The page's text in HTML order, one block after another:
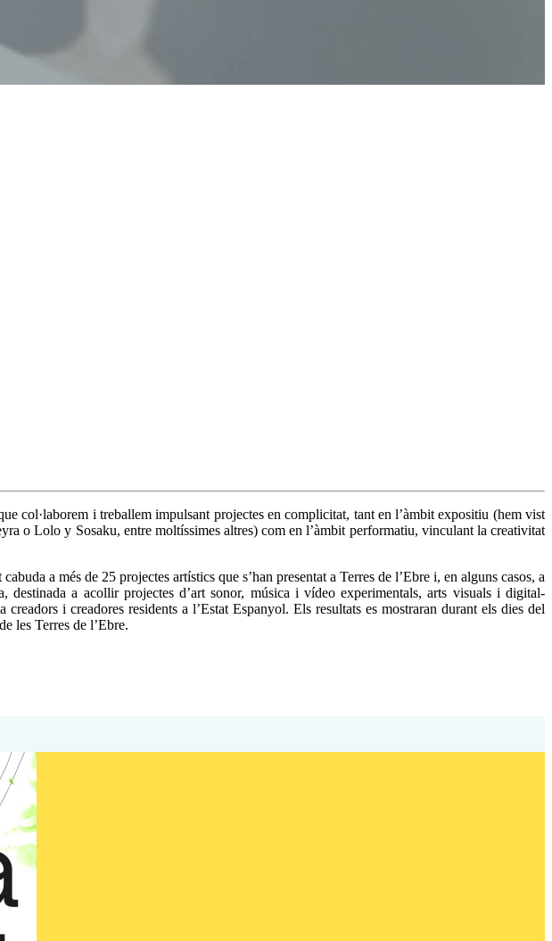
col·laborem i treballem impulsant projectes en complicitat, tant en l’àmbit expositiu (hem vist
o Lolo y Sosaku, entre moltíssimes altres) com en l’àmbit performatiu, vinculant la creativitat
a més de 25 projectes artístics que s’han presentat a Terres de l’Ebre i, en alguns casos, a
destinada a acollir projectes d’art sonor, música i vídeo experimentals, arts visuals i digital-
i creadores residents a l’Estat Espanyol. Els resultats es mostraran durant els dies del
les Terres de l’Ebre.